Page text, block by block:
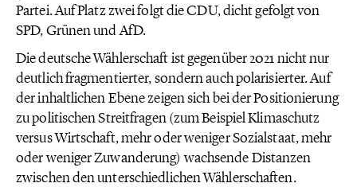
Partei. Auf Platz zwei folgt die CDU, dicht gefolgt von
SPD, Grünen und AfD.
Die deutsche Wählerschaft ist gegenüber 2021 nicht nur
deutlich fragmentierter, sondern auch polarisierter. Auf
der inhaltlichen Ebene zeigen sich bei der Positionierung
zu politischen Streitfragen (zum Beispiel Klimaschutz
versus Wirtschaft, mehr oder weniger Sozialstaat, mehr
oder weniger Zuwanderung) wachsende Distanzen
zwischen den unterschiedlichen Wählerschaften.